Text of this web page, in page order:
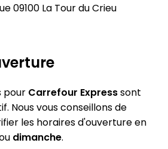
09100 La Tour du Crieu
pour Carrefour Expresssont
Nous vous conseillons de
les horaires d'ouverture en
dimanche.